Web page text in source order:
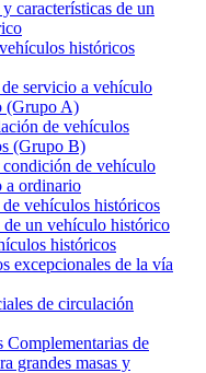
características de un
históricos
servicio a vehículo
(Grupo A)
de vehículos
(Grupo B)
de vehículo
a ordinario
vehículos históricos
un vehículo histórico
históricos
excepcionales de la vía
de circulación
Complementarias de
grandes masas y